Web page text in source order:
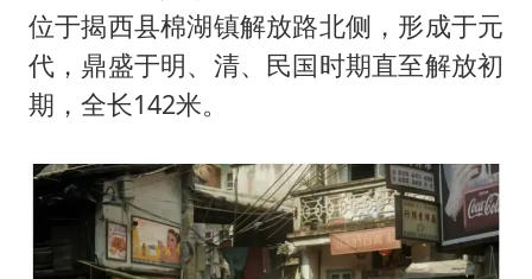
位于揭西县棉湖镇解放路北侧，形成于元
代，鼎盛于明、清、民国时期直至解放初
期，全长142米。